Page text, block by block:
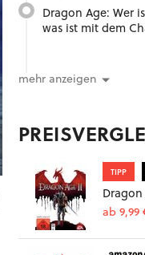
Dragon Age: Wer
was ist mit dem
mehr anzeigen
TIPP
Dragon
ab 9,99